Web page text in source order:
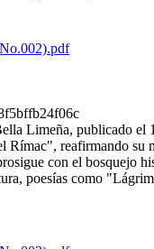
Limeña, publicado el
Rímac", reafirmando su
con el bosquejo
poesías como